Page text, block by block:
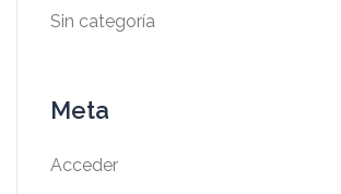
Sin categoría
Meta
Acceder